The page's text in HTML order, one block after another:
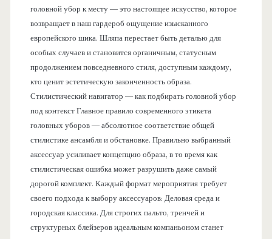
головной убор к месту — это настоящее искусство, которое
возвращает в наш гардероб ощущение изысканного
европейского шика. Шляпа перестает быть деталью для
особых случаев и становится органичным, статусным
продолжением повседневного стиля, доступным каждому,
кто ценит эстетическую законченность образа.
Стилистический навигатор — как подбирать головной убор
под контекст Главное правило современного этикета
головных уборов — абсолютное соответствие общей
стилистике ансамбля и обстановке. Правильно выбранный
аксессуар усиливает концепцию образа, в то время как
стилистическая ошибка может разрушить даже самый
дорогой комплект. Каждый формат мероприятия требует
своего подхода к выбору аксессуаров: Деловая среда и
городская классика. Для строгих пальто, тренчей и
структурных блейзеров идеальным компаньоном станет